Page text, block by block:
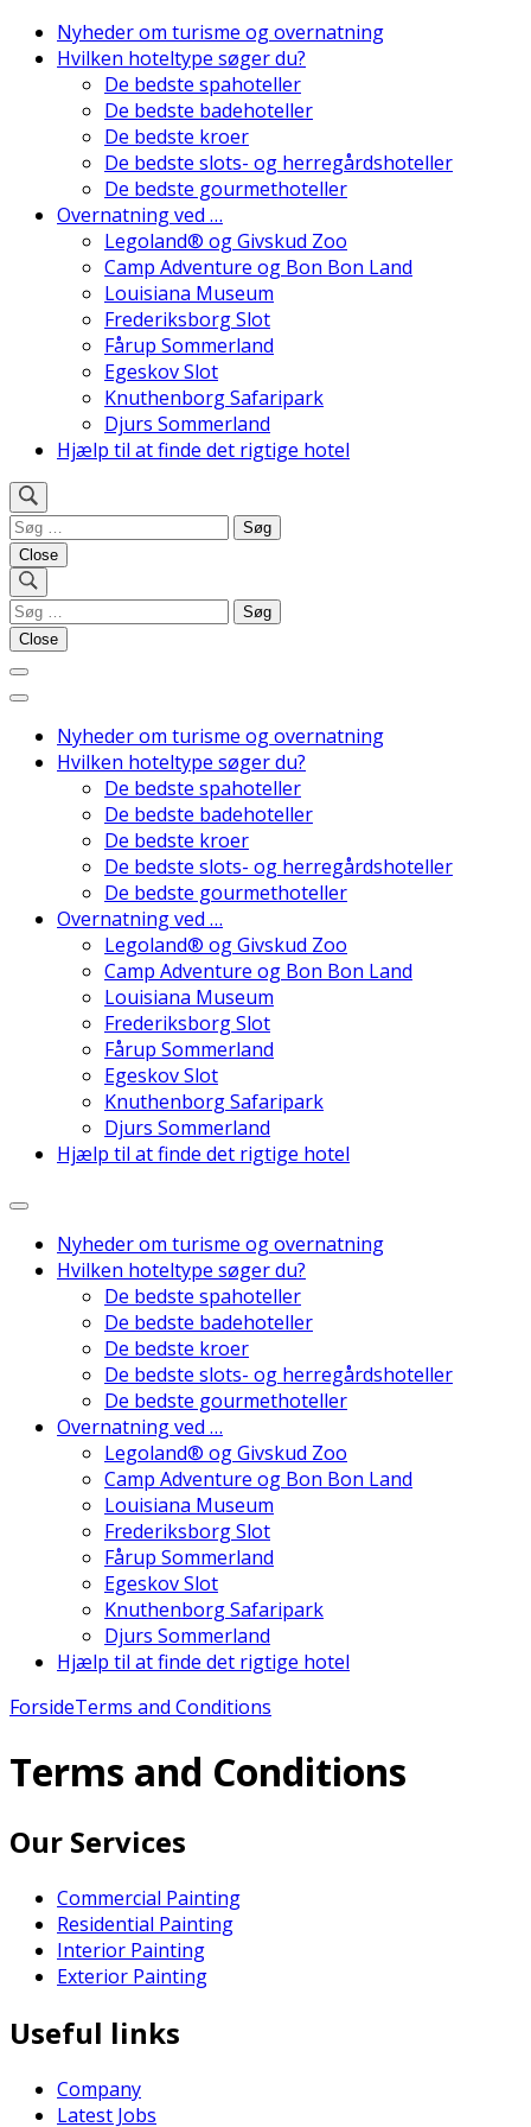
Skip
Danmarks Bedste Hoteller
Nyheder om turisme og overnatning
Hvilken hoteltype søger du?
De bedste spahoteller
De bedste badehoteller
De bedste kroer
De bedste slots- og herregårdshoteller
De bedste gourmethoteller
Overnatning ved …
Legoland® og Givskud Zoo
Camp Adventure og Bon Bon Land
Louisiana Museum
Frederiksborg Slot
Fårup Sommerland
Egeskov Slot
Knuthenborg Safaripark
Djurs Sommerland
Hjælp til at finde det rigtige hotel
Søg
efter:
Close
Danmarks Bedste Hoteller
Søg
efter:
Close
Nyheder om turisme og overnatning
Hvilken hoteltype søger du?
De bedste spahoteller
De bedste badehoteller
De bedste kroer
De bedste slots- og herregårdshoteller
De bedste gourmethoteller
Overnatning ved …
Legoland® og Givskud Zoo
Camp Adventure og Bon Bon Land
Louisiana Museum
Frederiksborg Slot
Fårup Sommerland
Egeskov Slot
Knuthenborg Safaripark
Djurs Sommerland
Hjælp til at finde det rigtige hotel
Danmarks Bedste Hoteller
Nyheder om turisme og overnatning
Hvilken hoteltype søger du?
De bedste spahoteller
De bedste badehoteller
De bedste kroer
De bedste slots- og herregårdshoteller
De bedste gourmethoteller
Overnatning ved …
Legoland® og Givskud Zoo
Camp Adventure og Bon Bon Land
Louisiana Museum
Frederiksborg Slot
Fårup Sommerland
Egeskov Slot
Knuthenborg Safaripark
Djurs Sommerland
Hjælp til at finde det rigtige hotel
ForsideTerms and Conditions
Terms and Conditions
Our Services
Commercial Painting
Residential Painting
Interior Painting
Exterior Painting
Useful links
Company
Latest Jobs